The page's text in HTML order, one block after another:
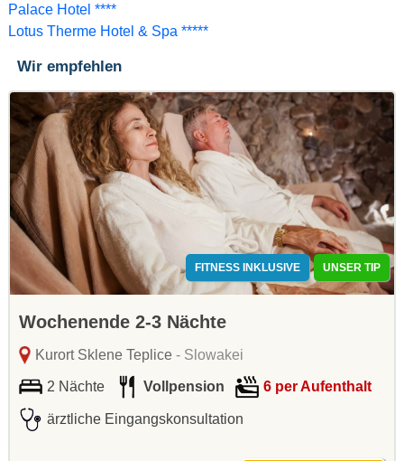
Palace Hotel ****
Lotus Therme Hotel & Spa *****
Wir empfehlen
FITNESS INKLUSIVE UNSER TIP
Wochenende 2-3 Nächte
Kurort Sklene Teplice- Slowakei
2 Nächte Vollpension 6 per Aufenthalt
ärztliche Eingangskonsultation